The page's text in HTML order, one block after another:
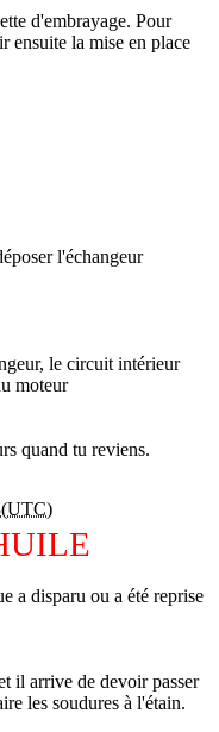
d'embrayage. Pour
ensuite la mise en place
l'échangeur
le circuit intérieur
moteur
quand tu reviens.
a disparu ou a été reprise
il arrive de devoir passer
les soudures à l'étain.